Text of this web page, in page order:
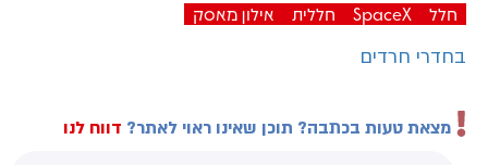
חלל SpaceX חללית אילון מאסק
בחדרי חרדים
מצאת טעות בכתבה? תוכן שאינו ראוי לאתר? דווח לנו